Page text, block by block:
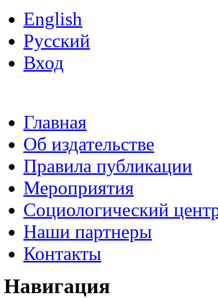
English
Русский
Вход
Главная
Об издательстве
Правила публикации
Мероприятия
Социологический
Наши партнеры
Контакты
Навигация